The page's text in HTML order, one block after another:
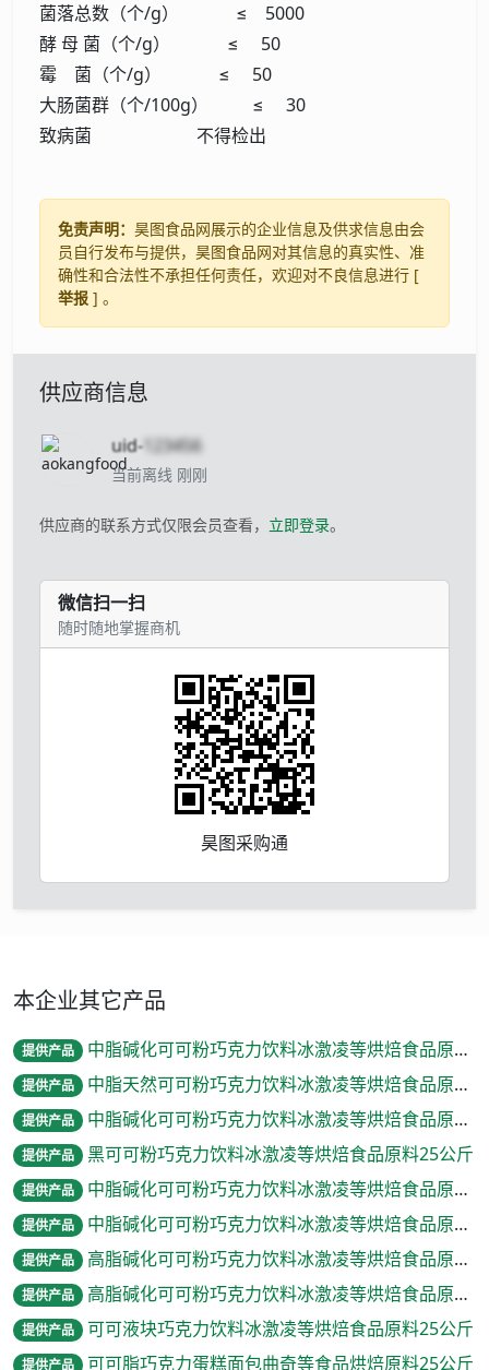
菌落总数（个/g） ≤ 5000
酵 母 菌（个/g） ≤ 50
霉 菌（个/g） ≤ 50
大肠菌群（个/100g） ≤ 30
致病菌 不得检出
免责声明： 昊图食品网展示的企业信息及供求信息由会
员自行发布与提供，昊图食品网对其信息的真实性、准
确性和合法性不承担任何责任，欢迎对不良信息进行 [
举报 ] 。
供应商信息
uid- 123456
当前离线 刚刚
供应商的联系方式仅限会员查看， 立即登录。
微信扫一扫
随时随地掌握商机
昊图采购通
本企业其它产品
提供产品 中脂碱化可可粉巧克力饮料冰激凌等烘焙食品原料25公斤
提供产品 中脂天然可可粉巧克力饮料冰激凌等烘焙食品原料25公斤
提供产品 中脂碱化可可粉巧克力饮料冰激凌等烘焙食品原料25公斤
提供产品 黑可可粉巧克力饮料冰激凌等烘焙食品原料25公斤
提供产品 中脂碱化可可粉巧克力饮料冰激凌等烘焙食品原料1公斤
提供产品 中脂碱化可可粉巧克力饮料冰激凌等烘焙食品原料316克/罐
提供产品 高脂碱化可可粉巧克力饮料冰激凌等烘焙食品原料25公斤
提供产品 高脂碱化可可粉巧克力饮料冰激凌等烘焙食品原料1公斤
提供产品 可可液块巧克力饮料冰激凌等烘焙食品原料25公斤
提供产品 可可脂巧克力蛋糕面包曲奇等食品烘焙原料25公斤